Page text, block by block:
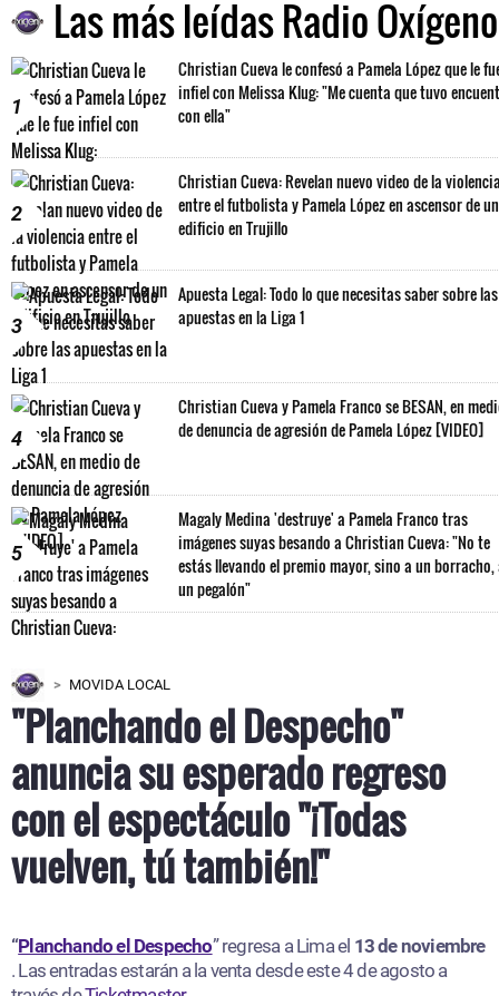
Las más leídas Radio Oxígeno
1
Christian Cueva le confesó a Pamela López que le
infiel con Melissa Klug: "Me cuenta que tuvo
con ella"
2
Christian Cueva: Revelan nuevo video de la
entre el futbolista y Pamela López en ascensor de un
edificio en Trujillo
3
Apuesta Legal: Todo lo que necesitas saber sobre las
apuestas en la Liga 1
4
Christian Cueva y Pamela Franco se BESAN, en
de denuncia de agresión de Pamela López [VIDEO]
5
Magaly Medina 'destruye' a Pamela Franco tras
imágenes suyas besando a Christian Cueva: "No te
estás llevando el premio mayor, sino a un borracho,
un pegalón"
MOVIDA LOCAL
"Planchando el Despecho"
anuncia su esperado regreso
con el espectáculo "¡Todas
vuelven, tú también!"
“Planchando el Despecho ” regresa a Lima el 13 de noviembre
. Las entradas estarán a la venta desde este 4 de agosto a
través deTicketmaster.